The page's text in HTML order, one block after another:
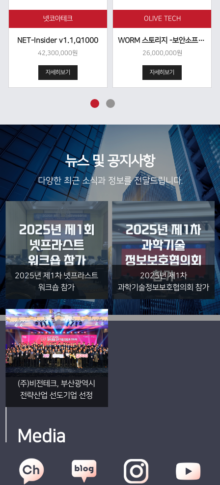
넷코아테크
NET-Insider v1.1,Q1000
42,300,000원
자세히보기
OLIVE TECH
WORM 스토리지 -보안소프트웨어
26,000,000원
자세히보기
뉴스 및 공지사항
다양한 최근 소식과 정보를 전달드립니다.
2025년 제1차 넷프라스트
워크숍 참가
2025년 제1차
과학기술정보보호협의회 참가
(주)비전테크, 부산광역시
전략산업 선도기업 선정
국가망보안체계 콘퍼런스,
Media